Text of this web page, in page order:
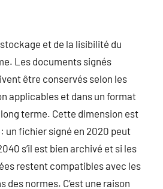
et de la lisibilité du
Les documents signés
être conservés selon les
applicables et dans un format
terme. Cette dimension est
un fichier signé en 2020 peut
s’il est bien archivé et si les
restent compatibles avec les
des normes. C’est une raison